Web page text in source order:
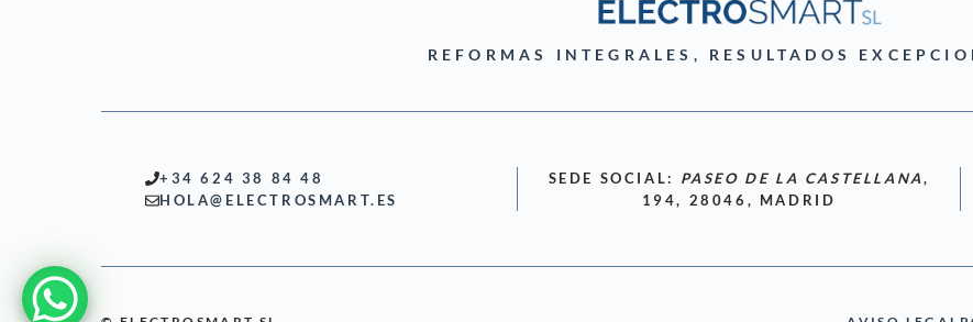
REFORMAS INTEGRALES, RESULTADOS
+34 624 38 84 48
HOLA@ELECTROSMART.ES
SEDE SOCIAL: PASEO DE LA CASTELLANA,
194, 28046, MADRID